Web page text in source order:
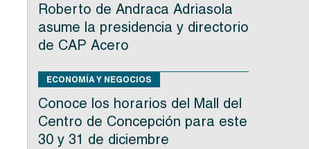
Roberto de Andraca Adriasola
asume la presidencia y directorio
de CAP Acero
ECONOMÍA Y NEGOCIOS
Conoce los horarios del Mall del
Centro de Concepción para este
30 y 31 de diciembre